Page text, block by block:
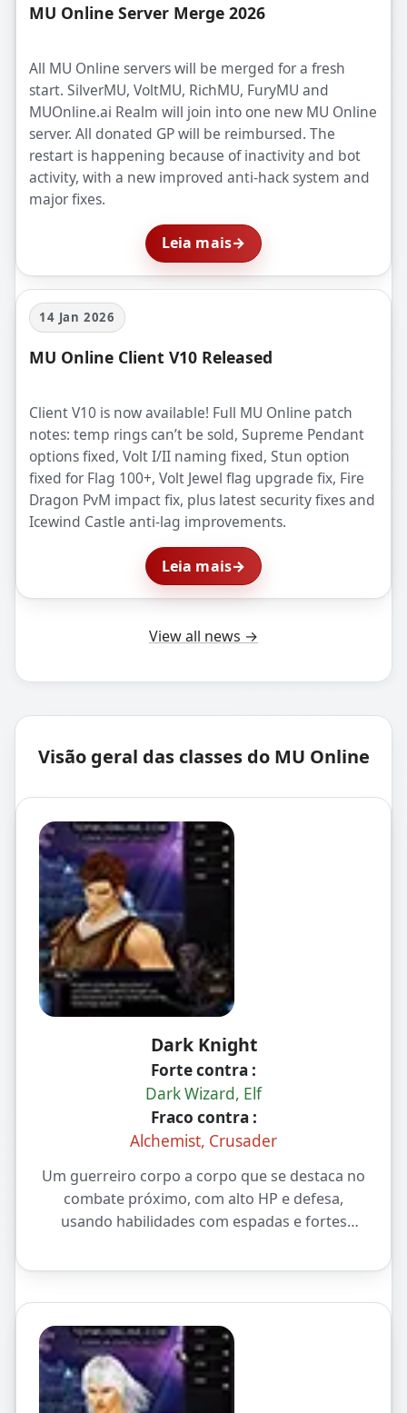
MU Online Server Merge 2026
All MU Online servers will be merged for a fresh
start. SilverMU, VoltMU, RichMU, FuryMU and
MUOnline.ai Realm will join into one new MU Online
server. All donated GP will be reimbursed. The
restart is happening because of inactivity and bot
activity, with a new improved anti-hack system and
major fixes.
Leia mais→
14 Jan 2026
MU Online Client V10 Released
Client V10 is now available! Full MU Online patch
notes: temp rings can’t be sold, Supreme Pendant
options fixed, Volt I/II naming fixed, Stun option
fixed for Flag 100+, Volt Jewel flag upgrade fix, Fire
Dragon PvM impact fix, plus latest security fixes and
Icewind Castle anti-lag improvements.
Leia mais→
View all news →
Visão geral das classes do MU Online
Dark Knight
Forte contra :
Dark Wizard, Elf
Fraco contra :
Alchemist, Crusader
Um guerreiro corpo a corpo que se destaca no
combate próximo, com alto HP e defesa,
usando habilidades com espadas e fortes
na linha de frente e do tanque no PvE.